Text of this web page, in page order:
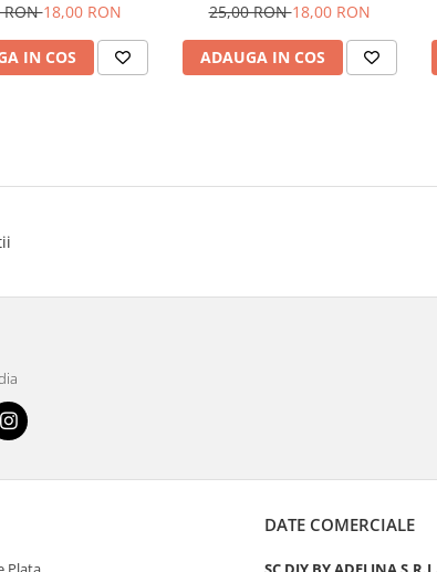
RON18,00 RON
IN COS
25,00 RON18,00 RON
ADAUGA IN COS
DATE COMERCIALE